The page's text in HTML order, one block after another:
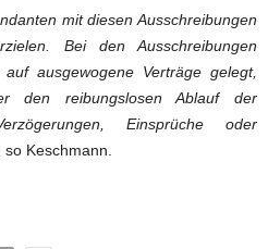
mit diesen Ausschreibungen
Bei den Ausschreibungen
ausgewogene Verträge gelegt,
den reibungslosen Ablauf der
Einsprüche oder
„, so Keschmann.